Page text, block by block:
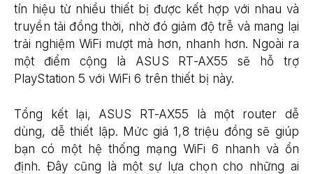
tín hiệu từ nhiều thiết bị được kết hợp với nhau và
truyền tải đồng thời, nhờ đó giảm độ trễ và mang lại
trải nghiệm WiFi mượt mà hơn, nhanh hơn. Ngoài ra
một điểm cộng là ASUS RT-AX55 sẽ hỗ trợ
PlayStation 5 với WiFi 6 trên thiết bị này.
Tổng kết lại, ASUS RT-AX55 là một router dễ
dùng, dễ thiết lập. Mức giá 1,8 triệu đồng sẽ giúp
bạn có một hệ thống mạng WiFi 6 nhanh và ổn
định. Đây cũng là một sự lựa chọn cho những ai